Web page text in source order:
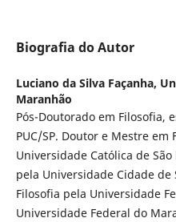
Biografia do Autor
Luciano da Silva Façanha,
Maranhão
Pós-Doutorado em Filosofia,
PUC/SP. Doutor e Mestre
Universidade Católica de
pela Universidade Cidade de
Filosofia pela Universidade
Universidade Federal do